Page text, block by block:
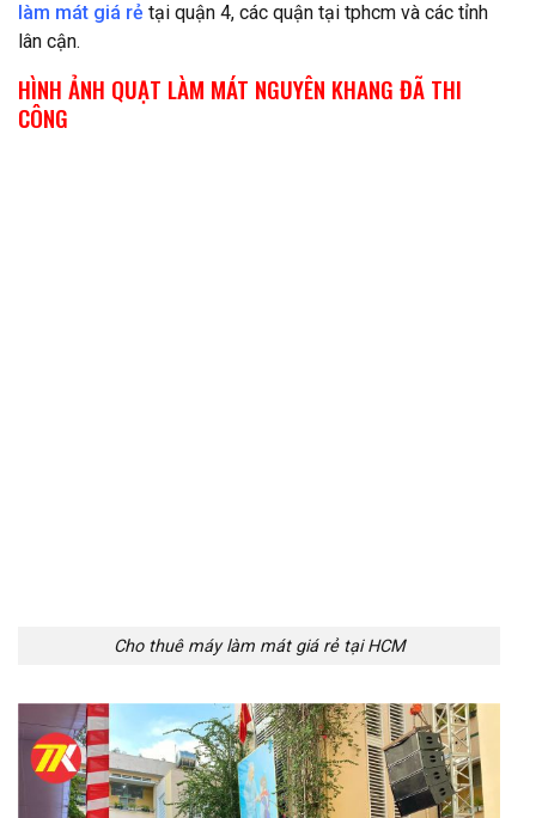
làm mát giá rẻ tại quận 4, các quận tại tphcm và các tỉnh
lân cận.
HÌNH ẢNH QUẠT LÀM MÁT NGUYÊN KHANG ĐÃ THI
CÔNG
Cho thuê máy làm mát giá rẻ tại HCM